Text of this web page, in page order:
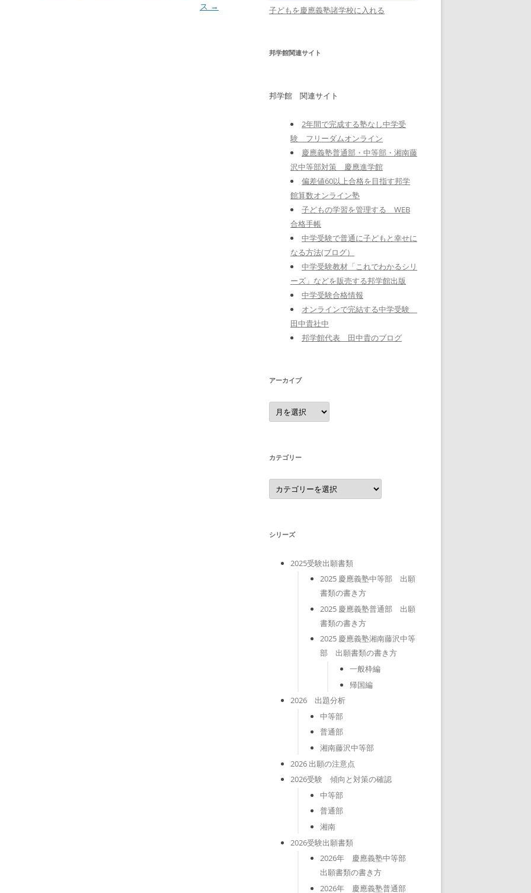
ス → 子どもを慶應義塾諸学校に入れる
邦学館関連サイト
邦学館 関連サイト
2年間で完成する塾なし中学受
験 フリーダムオンライン
慶應義塾普通部・中等部・湘南藤
沢中等部対策 慶應進学館
偏差値60以上合格を目指す邦学
館算数オンライン塾
子どもの学習を管理する WEB
合格手帳
中学受験で普通に子どもと幸せに
なる方法(ブログ）
中学受験教材「これでわかるシリ
ーズ」などを販売する邦学館出版
中学受験合格情報
オンラインで完結する中学受験
田中貴社中
邦学館代表 田中貴のブログ
アーカイブ
ア
ー
カ
カテゴリー
カ
テ
ゴ
シリーズ
2025受験出願書類
2025 慶應義塾中等部 出願
書類の書き方
2025 慶應義塾普通部 出願
書類の書き方
2025 慶應義塾湘南藤沢中等
部 出願書類の書き方
一般枠編
帰国編
2026 出題分析
中等部
普通部
湘南藤沢中等部
2026 出願の注意点
2026受験 傾向と対策の確認
中等部
普通部
湘南
2026受験出願書類
2026年 慶應義塾中等部
出願書類の書き方
2026年 慶應義塾普通部